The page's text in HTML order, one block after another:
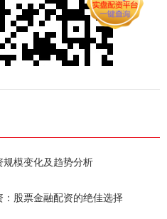
模变化及趋势分析
股票金融配资的绝佳选择